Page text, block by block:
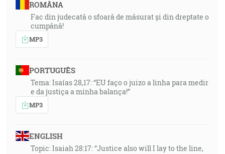
ROMÂNA
Fac din judecată o sfoară de măsurat și din dreptate o
cumpănă!
MP3
PORTUGUÊS
Tema: Isaías 28,17: “EU faço o juizo a linha para medir
e da justiça a minha balança!”
MP3
ENGLISH
Topic: Isaiah 28:17: “Justice also will I lay to the line,